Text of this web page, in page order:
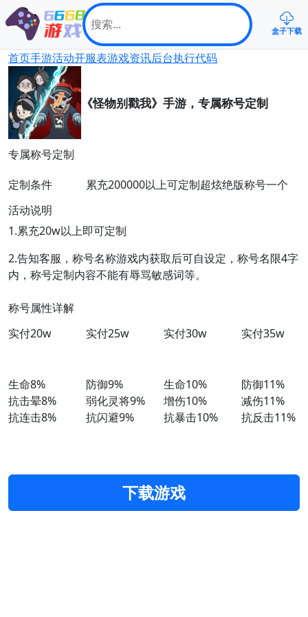
盒子下载
首页手游活动开服表游戏资讯后台执行代码
《怪物别戳我》手游，专属称号定制
专属称号定制
定制条件
累充200000以上可定制超炫绝版称号一个
活动说明
1.累充20w以上即可定制
2.告知客服，称号名称游戏内获取后可自设定，称号名限4字
内，称号定制内容不能有辱骂敏感词等。
称号属性详解
实付20w
实付25w 实付30w 实付35w
生命8%
抗击晕8%
抗连击8%
防御9%
弱化灵将9%
抗闪避9%
生命10%
增伤10%
抗暴击10%
防御11%
减伤11%
抗反击11%
下载游戏